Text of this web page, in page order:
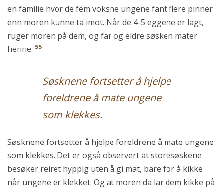
en familie hvor de fem voksne ungene fant flere pinner
enn moren kunne ta imot. Når de 4-5 eggene er lagt,
ruger moren på dem, og far og eldre søsken mater
henne. 55
Søsknene fortsetter å hjelpe
foreldrene å mate ungene
som klekkes.
Søsknene fortsetter å hjelpe foreldrene å mate ungene
som klekkes. Det er også observert at storesøskene
besøker reiret hyppig uten å gi mat, bare for å kikke
når ungene er klekket. Og at moren da lar dem kikke på